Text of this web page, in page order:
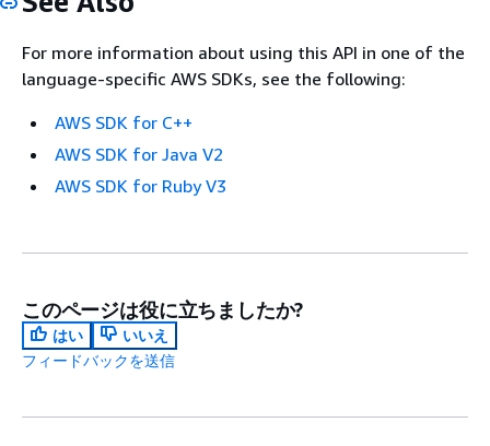
For more information about using this API in one of the
language-specific AWS SDKs, see the following:
AWS SDK for C++
AWS SDK for Java V2
AWS SDK for Ruby V3
このページは役に立ちましたか?
はい
いいえ
フィードバックを送信